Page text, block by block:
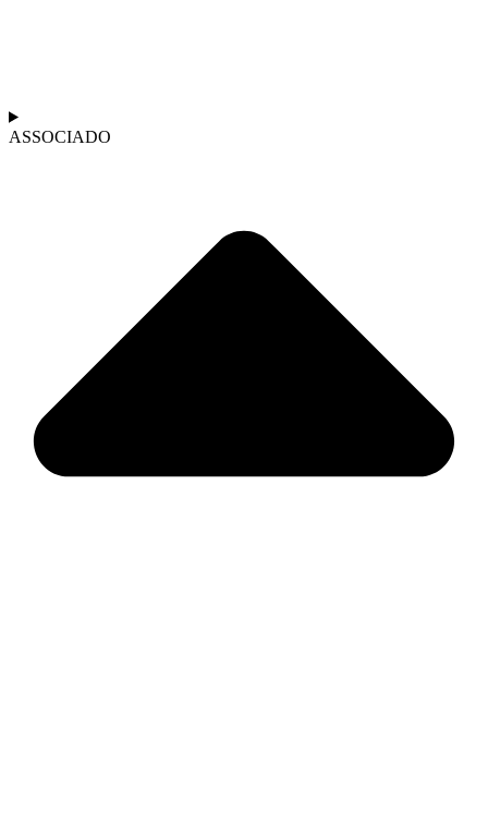
ASSOCIADO